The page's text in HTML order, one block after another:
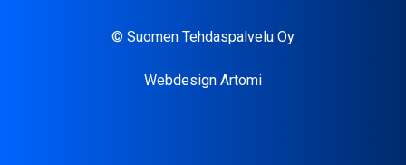
© Suomen Tehdaspalvelu Oy
Webdesign Artomi